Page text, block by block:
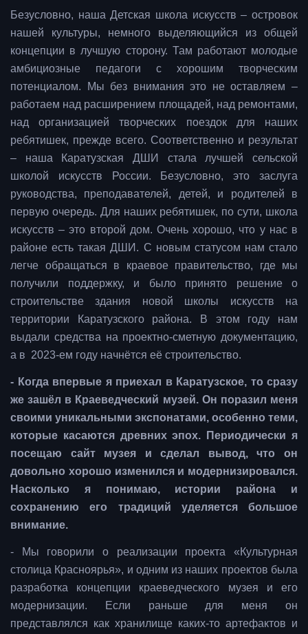
Безусловно, наша Детская школа искусств – островок
нашей культуры, немного выделяющийся из общей
концепции в лучшую сторону. Там работают молодые
амбициозные педагоги с хорошим творческим
потенциалом. Мы без внимания это не оставляем –
работаем над расширением площадей, над ремонтами,
над организацией творческих поездок для наших
ребятишек, прежде всего. Соответственно и результат
– наша Каратузская ДШИ стала лучшей сельской
школой искусств России. Безусловно, это заслуга
руководства, преподавателей, детей, и родителей в
первую очередь. Для наших ребятишек, по сути, школа
искусств – это второй дом. Очень хорошо, что у нас в
районе есть такая ДШИ. С новым статусом нам стало
легче обращаться в краевое правительство, где мы
получили поддержку, и было принято решение о
строительстве здания новой школы искусств на
территории Каратузского района. В этом году нам
выдали средства на проектно-сметную документацию,
а в 2023-ем году начнётся её строительство.
- Когда впервые я приехал в Каратузское, то сразу
же зашёл в Краеведческий музей. Он поразил меня
своими уникальными экспонатами, особенно теми,
которые касаются древних эпох. Периодически я
посещаю сайт музея и сделал вывод, что он
довольно хорошо изменился и модернизировался.
Насколько я понимаю, истории района и
сохранению его традиций уделяется большое
внимание.
- Мы говорили о реализации проекта «Культурная
столица Красноярья», и одним из наших проектов была
разработка концепции краеведческого музея и его
модернизации. Если раньше для меня он
представлялся как хранилище каких-то артефактов и